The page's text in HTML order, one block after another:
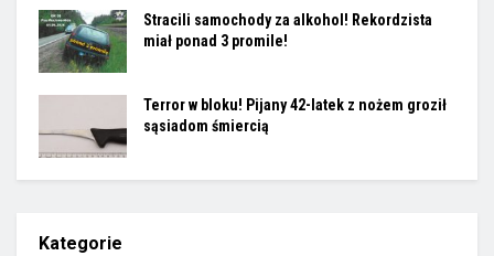
Stracili samochody za alkohol! Rekordzista
miał ponad 3 promile!
Terror w bloku! Pijany 42-latek z nożem groził
sąsiadom śmiercią
Kategorie